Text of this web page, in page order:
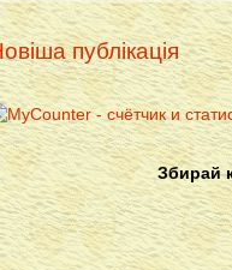
публікація
Збирай